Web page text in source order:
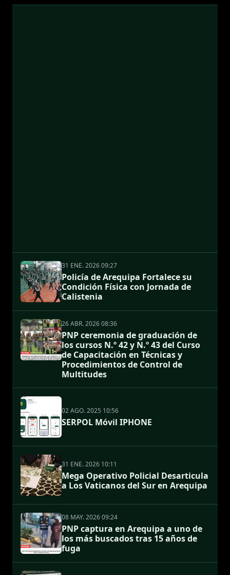
31 ENE. 2026 09:27
Policía de Arequipa Fortalece su
Condición Física con Jornada de
Calistenia
26 ABR. 2026 08:36
PNP ceremonia de graduación de
los cursos N.º 42 y N.º 43 del Curso
de Capacitación en Técnicas y
Procedimientos de Control de
Multitudes
02 AGO. 2025 10:56
SERPOL Móvil IPHONE
31 ENE. 2026 10:11
Mega Operativo Policial Desarticula
a Los Vaticanos del Sur en Arequipa
08 MAY. 2026 09:24
PNP captura en Arequipa a uno de
los más buscados tras 15 años de
fuga